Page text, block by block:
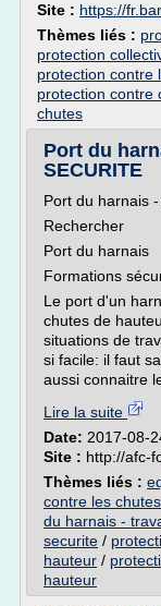
Site : https://
Thèmes liés :
protection
protection contre
protection contre
chutes
Port du
SECURITE
Port du harnais
Rechercher
Port du harnais
Formations
Le port d'un
chutes de
situations de
si facile: il faut
aussi connaitre
Lire la suite
Date: 2017-08-
Site : http://afc-
Thèmes liés :
contre les
du harnais -
securite /
hauteur /
hauteur